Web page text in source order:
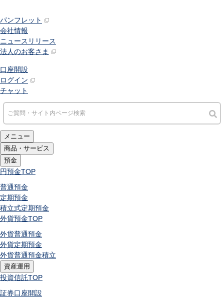
パンフレット
会社情報
ニュースリリース
法人のお客さま
口座開設
ログイン
チャット
メニュー
商品・サービス
預金
円預金TOP
普通預金
定期預金
積立式定期預金
外貨預金TOP
外貨普通預金
外貨定期預金
外貨普通預金積立
資産運用
投資信託TOP
証券口座開設